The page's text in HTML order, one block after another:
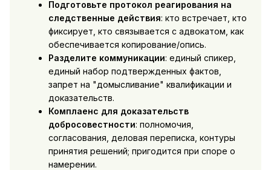
Подготовьте протокол реагирования на
следственные действия: кто встречает, кто
фиксирует, кто связывается с адвокатом, как
обеспечивается копирование/опись.
Разделите коммуникации: единый спикер,
единый набор подтвержденных фактов,
запрет на "домысливание" квалификации и
доказательств.
Комплаенс для доказательств
добросовестности: полномочия,
согласования, деловая переписка, контуры
принятия решений; пригодится при споре о
намерении.